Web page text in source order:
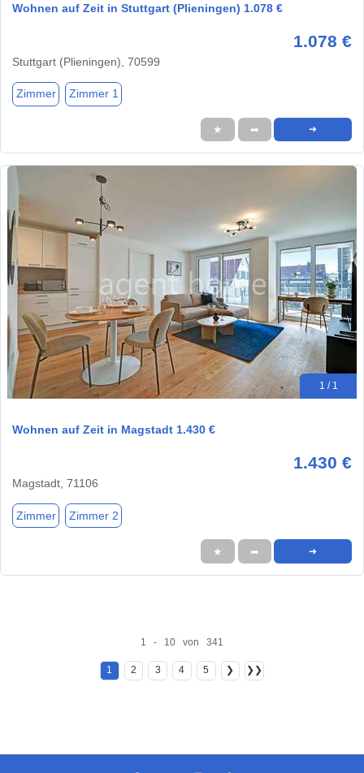
Wohnen auf Zeit in Stuttgart (Plieningen) 1.078 €
1.078 €
Stuttgart (Plieningen), 70599
Zimmer Zimmer 1
★ ➦ ➜
1 / 1
Wohnen auf Zeit in Magstadt 1.430 €
1.430 €
Magstadt, 71106
Zimmer Zimmer 2
★ ➦ ➜
1 - 10 von 341
1 2 3 4 5 ❯ ❯❯